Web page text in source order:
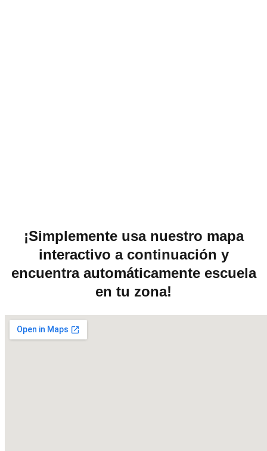
¡Simplemente usa nuestro mapa
interactivo a continuación y
encuentra automáticamente escuela
en tu zona!